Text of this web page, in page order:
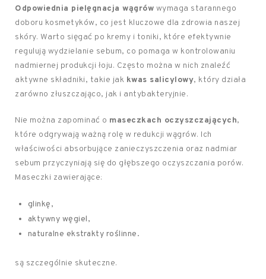
Odpowiednia pielęgnacja wągrów wymaga starannego
doboru kosmetyków, co jest kluczowe dla zdrowia naszej
skóry. Warto sięgać po kremy i toniki, które efektywnie
regulują wydzielanie sebum, co pomaga w kontrolowaniu
nadmiernej produkcji łoju. Często można w nich znaleźć
aktywne składniki, takie jak kwas salicylowy, który działa
zarówno złuszczająco, jak i antybakteryjnie.
Nie można zapominać o maseczkach oczyszczających,
które odgrywają ważną rolę w redukcji wągrów. Ich
właściwości absorbujące zanieczyszczenia oraz nadmiar
sebum przyczyniają się do głębszego oczyszczania porów.
Maseczki zawierające:
glinkę,
aktywny węgiel,
naturalne ekstrakty roślinne.
są szczególnie skuteczne.